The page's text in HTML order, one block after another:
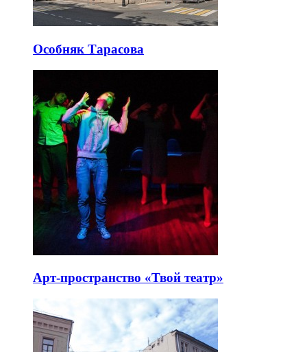
Особняк Тарасова
Арт-пространство «Твой театр»